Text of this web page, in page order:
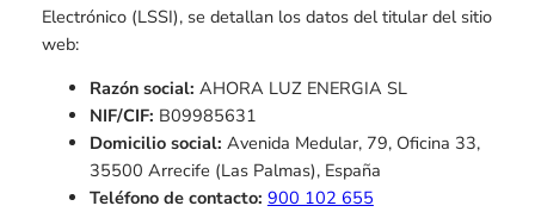
Electrónico (LSSI), se detallan los datos del titular del sitio
web:
Razón social: AHORA LUZ ENERGIA SL
NIF/CIF: B09985631
Domicilio social: Avenida Medular, 79, Oficina 33,
35500 Arrecife (Las Palmas), España
Teléfono de contacto: 900 102 655